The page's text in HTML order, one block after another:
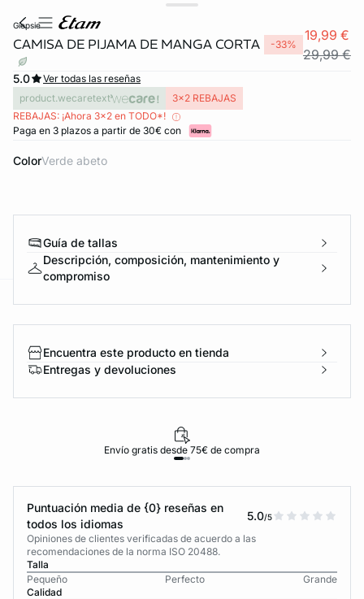
INVISIBLE
giepsie
CAMISA DE PIJAMA DE MANGA CORTA -33%
19,99 €
29,99 €
5.0
Ver todas las reseñas
product.wecaretext
3x2 REBAJAS
REBAJAS: ¡Ahora 3x2 en TODO*!
Paga en 3 plazos a partir de 30€ con
Color verde abeto
Guía de tallas
Descripción, composición, mantenimiento y
compromiso
Encuentra este producto en tienda
Entregas y devoluciones
Envío gratis desde 75€ de compra
Puntuación media de {0} reseñas en
todos los idiomas
5.0/5
Opiniones de clientes verificadas de acuerdo a las
recomendaciones de la norma ISO 20488.
Talla
Pequeño
Perfecto
Grande
Calidad